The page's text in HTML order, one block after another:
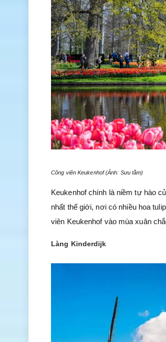
Công viên Keukenhof (Ảnh: Sưu tầm)
Keukenhof chính là niềm tự hào
nhất thế giới, nơi có nhiều hoa
viên Keukenhof vào mùa xuân
Làng Kinderdijk